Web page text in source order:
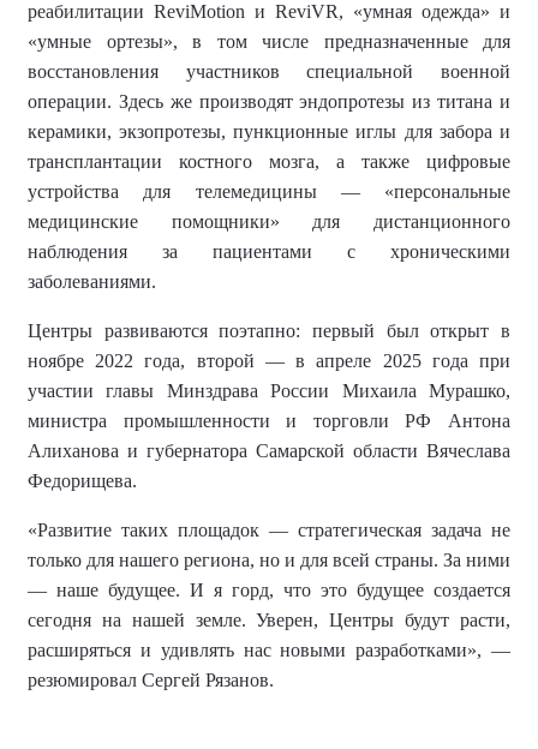
реабилитации ReviMotion и ReviVR, «умная одежда» и
«умные ортезы», в том числе предназначенные для
восстановления участников специальной военной
операции. Здесь же производят эндопротезы из титана и
керамики, экзопротезы, пункционные иглы для забора и
трансплантации костного мозга, а также цифровые
устройства для телемедицины — «персональные
медицинские помощники» для дистанционного
наблюдения за пациентами с хроническими
заболеваниями.
Центры развиваются поэтапно: первый был открыт в
ноябре 2022 года, второй — в апреле 2025 года при
участии главы Минздрава России Михаила Мурашко,
министра промышленности и торговли РФ Антона
Алиханова и губернатора Самарской области Вячеслава
Федорищева.
«Развитие таких площадок — стратегическая задача не
только для нашего региона, но и для всей страны. За ними
— наше будущее. И я горд, что это будущее создается
сегодня на нашей земле. Уверен, Центры будут расти,
расширяться и удивлять нас новыми разработками», —
резюмировал Сергей Рязанов.